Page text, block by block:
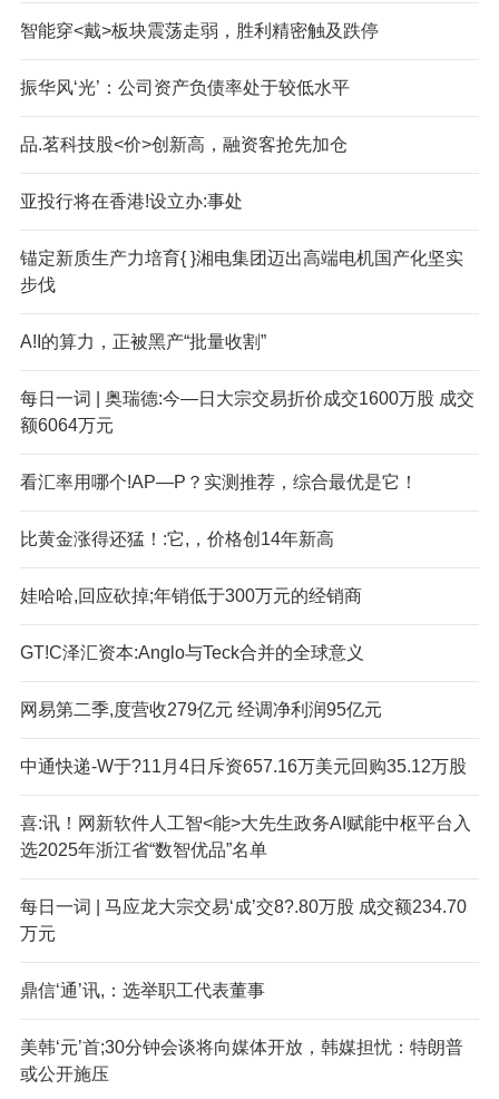
智能穿<戴>板块震荡走弱，胜利精密触及跌停
振华风‘光’：公司资产负债率处于较低水平
品.茗科技股<价>创新高，融资客抢先加仓
亚投行将在香港!设立办:事处
锚定新质生产力培育{ }湘电集团迈出高端电机国产化坚实
步伐
A!I的算力，正被黑产“批量收割”
每日一词 | 奥瑞德:今—日大宗交易折价成交1600万股 成交
额6064万元
看汇率用哪个!AP—P？实测推荐，综合最优是它！
比黄金涨得还猛！:它,，价格创14年新高
娃哈哈,回应砍掉;年销低于300万元的经销商
GT!C泽汇资本:Anglo与Teck合并的全球意义
网易第二季,度营收279亿元 经调净利润95亿元
中通快递-W于?11月4日斥资657.16万美元回购35.12万股
喜:讯！网新软件人工智<能>大先生政务AI赋能中枢平台入
选2025年浙江省“数智优品”名单
每日一词 | 马应龙大宗交易‘成’交8?.80万股 成交额234.70
万元
鼎信‘通’讯,：选举职工代表董事
美韩‘元’首;30分钟会谈将向媒体开放，韩媒担忧：特朗普
或公开施压